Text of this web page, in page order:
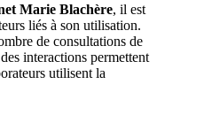
Marie Blachère, il est
liés à son utilisation.
de consultations de
interactions permettent
utilisent la